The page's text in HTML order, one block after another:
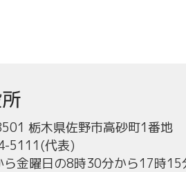
栃木県佐野市高砂町1番地
5111(代表)
ら金曜日の8時30分から17時15